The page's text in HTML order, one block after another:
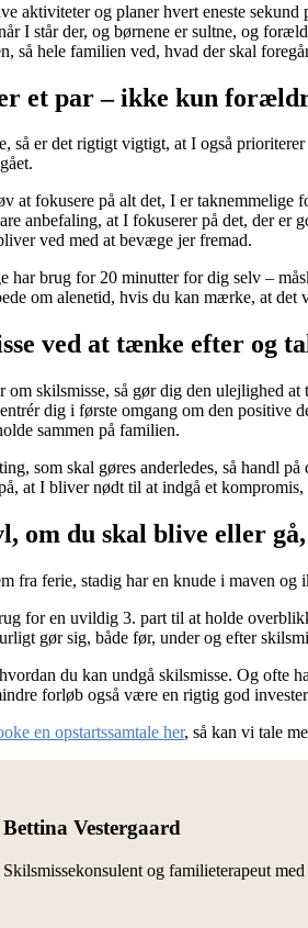
aktiviteter og planer hvert eneste
I står der, og børnene er sultne, og
så hele familien ved, hvad der skal
et par – ikke kun
så er det rigtigt vigtigt, at I også
at fokusere på alt det, I er
anbefaling, at I fokuserer på det, der
ved med at bevæge jer fremad.
har brug for 20 minutter for dig selv –
om alenetid, hvis du kan mærke, at
ved at tænke efter og
om skilsmisse, så gør dig den ulejlighed
dig i første omgang om den positive
sammen på familien.
som skal gøres anderledes, så handl
at I bliver nødt til at indgå et
om du skal blive eller
fra ferie, stadig har en knude i maven
for en uvildig 3. part til at holde
gør sig, både før, under og efter
du kan undgå skilsmisse. Og ofte
forløb også være en rigtig god
en opstartssamtale her, så kan vi tale
Bettina Vestergaard
Skilsmissekonsulent og familieterapeut